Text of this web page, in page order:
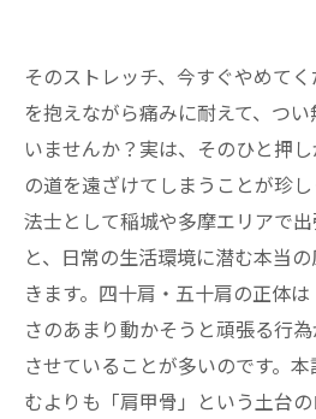
そのストレッチ、今すぐやめてく
を抱えながら痛みに耐えて、つ
いませんか？実は、そのひと押
の道を遠ざけてしまうことが珍
法士として稲城や多摩エリアで
と、日常の生活環境に潜む本当
きます。四十肩・五十肩の正体
さのあまり動かそうと頑張る行
させていることが多いのです。
むよりも「肩甲骨」という土台